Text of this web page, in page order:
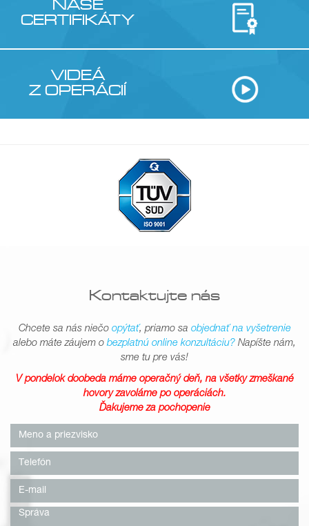
NAŠE
CERTIFIKÁTY
VIDEÁ
Z OPERÁCIÍ
Kontaktujte nás
Chcete sa nás niečo opýtať, priamo sa objednať na vyšetrenie
alebo máte záujem o bezplatnú online konzultáciu? Napíšte nám,
sme tu pre vás!
V pondelok doobeda máme operačný deň, na všetky zmeškané
hovory zavoláme po operáciách.
Ďakujeme za pochopenie